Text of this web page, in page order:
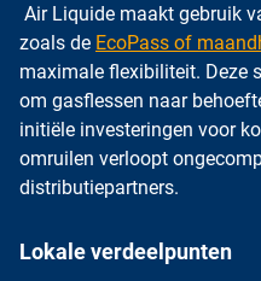
Air Liquide maakt gebruik
zoals de EcoPass of
maximale flexibiliteit. Deze
om gasflessen naar
initiële investeringen voor
omruilen verloopt
distributiepartners.
Lokale verdeelpunten